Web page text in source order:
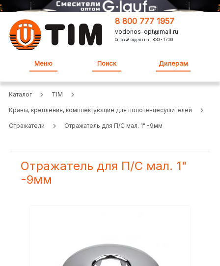
8 800 777 1957
vodonos-opt@mail.ru
Оптовый отдел:пн-пт 8:30 - 17:00
Меню Поиск Дилерам
Каталог TIM
Краны, крепления, комплектующие для полотенцесушителей
Отражатели Отражатель для П/С мал. 1" -9мм
Отражатель для П/С мал. 1"
-9мм